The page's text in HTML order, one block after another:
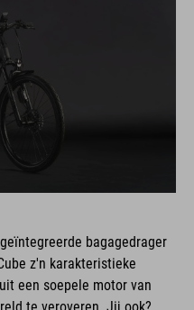
bagagedrager
z'n karakteristieke
een soepele motor van